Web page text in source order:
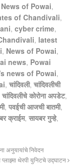
of Powai,
of Chandivali,
, cyber crime,
, latest
, News of Powai,
news, Powai
news of Powai,
, चांदिवली, चांदिवलीची
चांदिवलीचे कोरोना अपडेट,
, पवईची आजची बातमी,
क्राईम, सायबर गुन्हे,
अनुयायांचे निवेदन
थेरपी युनिटचे उद्घाटन